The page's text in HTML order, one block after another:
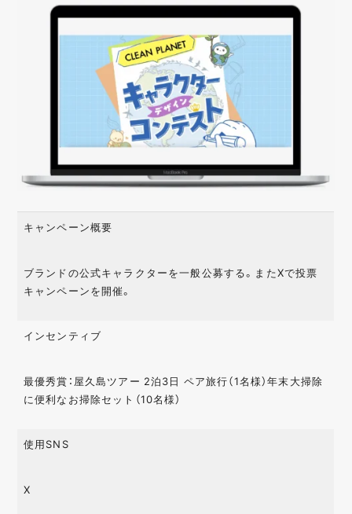
キャンペーン概要
ブランドの公式キャラクターを一般公募する。またXで投票
キャンペーンを開催。
インセンティブ
最優秀賞：屋久島ツアー 2泊3日 ペア旅行（1名様）年末大掃除
に便利なお掃除セット（10名様）
使用SNS
X